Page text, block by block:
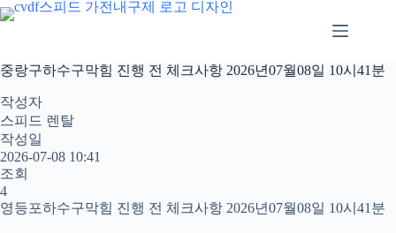
본
문
로
건
너
뛰
기
중랑구하수구막힘 진행 전 체크사항 2026년07월08일 10시41분
작성자
스피드 렌탈
작성일
2026-07-08 10:41
조회
4
영등포하수구막힘 진행 전 체크사항 2026년07월08일 10시41분